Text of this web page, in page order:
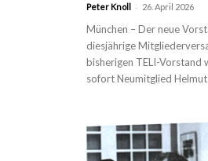
Peter Knoll - 26. April 2026
München – Der neue
diesjährige
bisherigen TELI-Vorstand
sofort Neumitglied Helmut